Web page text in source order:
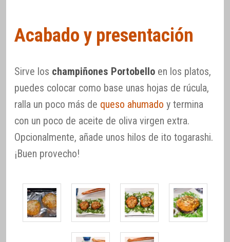
Acabado y presentación
Sirve los champiñones Portobello en los platos,
puedes colocar como base unas hojas de rúcula,
ralla un poco más de queso ahumado y termina
con un poco de aceite de oliva virgen extra.
Opcionalmente, añade unos hilos de ito togarashi.
¡Buen provecho!